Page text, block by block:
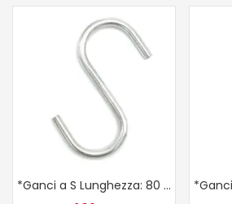
*Ganci a S Lunghezza: 80 mm